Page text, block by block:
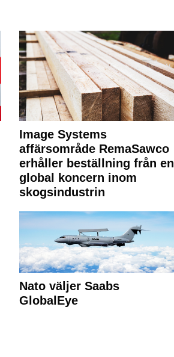
Image Systems
affärsområde RemaSawco
erhåller beställning från en
global koncern inom
skogsindustrin
Nato väljer Saabs
GlobalEye